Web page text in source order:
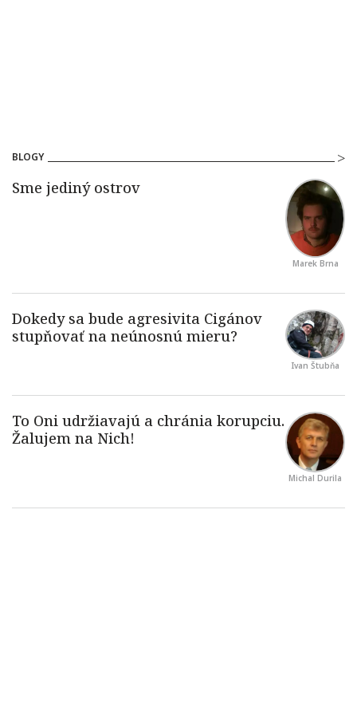
BLOGY
Marek Brna
Ivan Štubňa
Michal Durila